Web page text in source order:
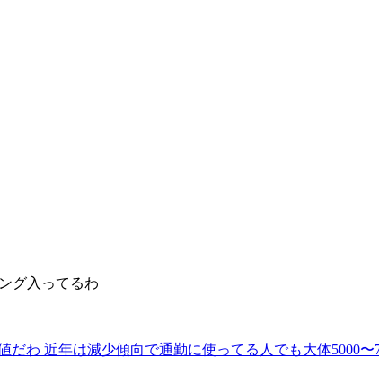
グ入ってるわ
わ 近年は減少傾向で通勤に使ってる人でも大体5000〜